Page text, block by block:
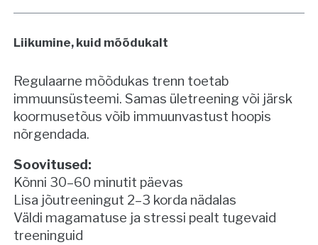
Liikumine, kuid mõõdukalt
Regulaarne mõõdukas trenn toetab
immuunsüsteemi. Samas ületreening või järsk
koormusetõus võib immuunvastust hoopis
nõrgendada.
Soovitused:
Kõnni 30–60 minutit päevas
Lisa jõutreeningut 2–3 korda nädalas
Väldi magamatuse ja stressi pealt tugevaid
treeninguid